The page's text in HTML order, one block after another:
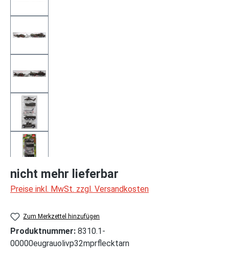
nicht mehr lieferbar
Preise inkl. MwSt. zzgl. Versandkosten
Zum Merkzettel hinzufügen
Produktnummer: 8310.1-
00000eugrauolivp32mprflecktarn